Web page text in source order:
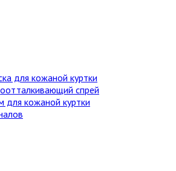
для кожаной куртки
спрей
для кожаной куртки